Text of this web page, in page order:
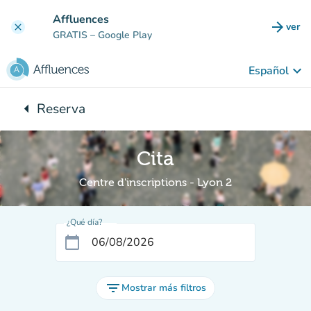
clear Affluences
GRATIS – Google Play arrow_forward ver
Español keyboard_arrow_down
arrow_leftVuelta:
Reserva
Cita
Centre d'inscriptions - Lyon 2
¿Qué día?
calendar_today
filter_list Mostrar más filtros